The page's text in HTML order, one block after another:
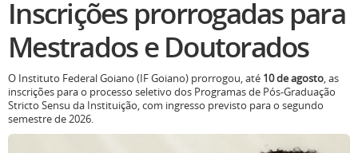
Inscrições prorrogadas para
Mestrados e Doutorados
O Instituto Federal Goiano (IF Goiano) prorrogou, até 10 de agosto, as
inscrições para o processo seletivo dos Programas de Pós-Graduação
Stricto Sensu da Instituição, com ingresso previsto para o segundo
semestre de 2026.